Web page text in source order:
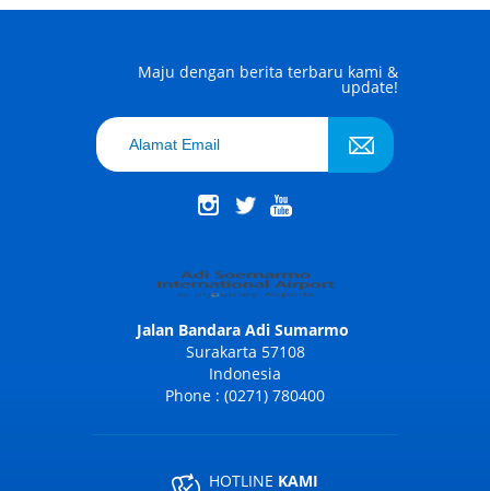
Maju dengan berita terbaru kami &
update!
Jalan Bandara Adi Sumarmo
Surakarta 57108
Indonesia
Phone : (0271) 780400
HOTLINE KAMI